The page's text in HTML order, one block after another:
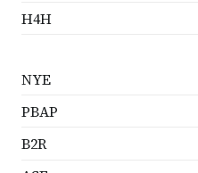
H4H
NYE
PBAP
B2R